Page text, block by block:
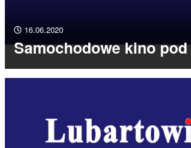
16.06.2020
Samochodowe kino